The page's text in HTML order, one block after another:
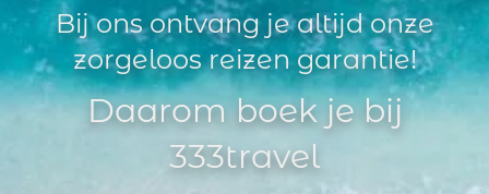
Bij ons ontvang je altijd onze
zorgeloos reizen garantie!
Daarom boek je bij
333travel